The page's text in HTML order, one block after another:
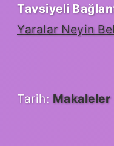
Tavsiyeli
Yaralar Neyin
Tarih: Makaleler